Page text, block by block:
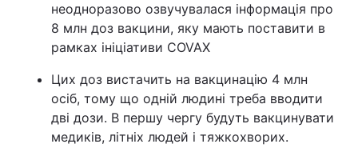
неодноразово озвучувалася інформація про
8 млн доз вакцини, яку мають поставити в
рамках ініціативи COVAX
Цих доз вистачить на вакцинацію 4 млн
осіб, тому що одній людині треба вводити
дві дози. В першу чергу будуть вакцинувати
медиків, літніх людей і тяжкохворих.